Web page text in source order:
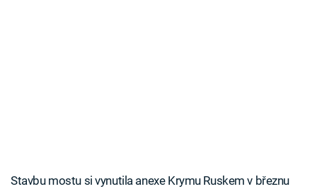
Stavbu mostu si vynutila anexe Krymu Ruskem v březnu